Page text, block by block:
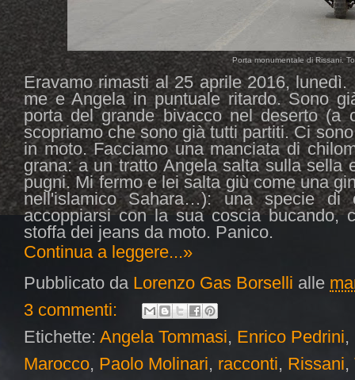
Porta monumentale di Rissani.
Eravamo rimasti al 25 aprile 2016,
me e Angela in puntuale ritardo. Sono
porta del grande bivacco nel deserto
scopriamo che sono già tutti partiti. Ci
in moto. Facciamo una manciata di
grana: a un tratto Angela salta sulla sella
pugni. Mi fermo e lei salta giù come una
nell'islamico Sahara…): una specie di
accoppiarsi con la sua coscia bucando,
stoffa dei jeans da moto. Panico.
Continua a leggere...»
Pubblicato da Lorenzo Gas Borselli alle
3 commenti:
Etichette: Angela Tommasi, Enrico Pedrini,
Marocco, Paolo Molinari, racconti, Rissani,